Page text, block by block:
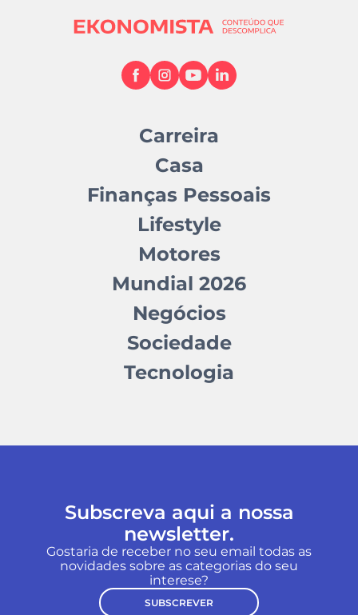
Carreira
Casa
Finanças Pessoais
Lifestyle
Motores
Mundial 2026
Negócios
Sociedade
Tecnologia
Subscreva aqui a nossa
newsletter.
Gostaria de receber no seu email todas as
novidades sobre as categorias do seu
interese?
SUBSCREVER